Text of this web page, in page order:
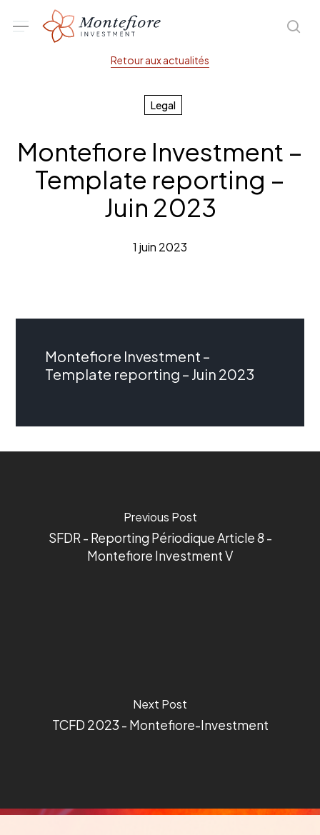
Menu
Retour aux actualités
Legal
Montefiore Investment –
Template reporting –
Juin 2023
1 juin 2023
Montefiore Investment –
Template reporting – Juin 2023
Previous Post
SFDR - Reporting Périodique Article 8 -
Montefiore Investment V
Next Post
TCFD 2023 - Montefiore-Investment